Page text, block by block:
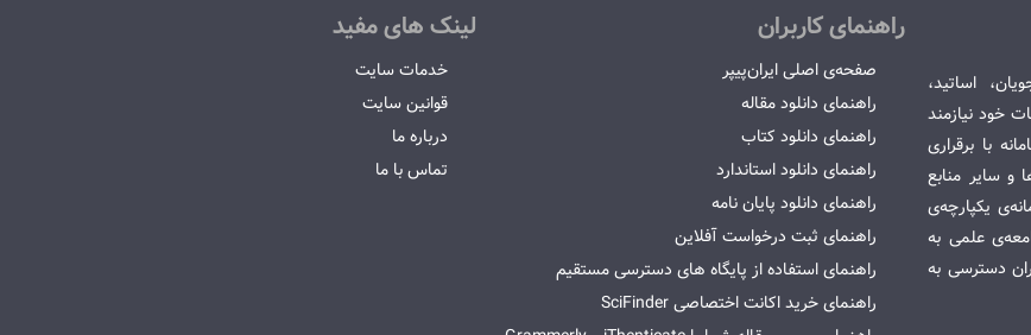
اساتید،
خود نیازمند
با برقراری
و سایر منابع
یکپارچه‌ی
علمی به
دسترسی به
راهنمای کاربران
صفحه‌ی اصلی ایران‌پیپر
راهنمای دانلود مقاله
راهنمای دانلود کتاب
راهنمای دانلود استاندارد
راهنمای دانلود پایان نامه
راهنمای ثبت درخواست آفلاین
راهنمای استفاده از پایگاه های دسترسی مستقیم
راهنمای خرید اکانت اختصاصی SciFinder
لینک های مفید
خدمات سایت
قوانین سایت
درباره ما
تماس با ما